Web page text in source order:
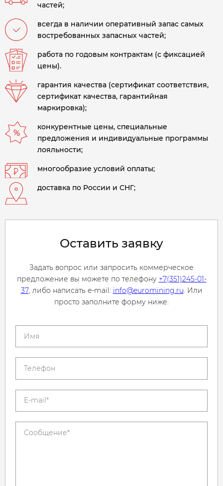
частей;
всегда в наличии оперативный запас самых
востребованных запасных частей;
работа по годовым контрактам (с фиксацией
цены).
гарантия качества (сертификат соответствия,
сертификат качества, гарантийная
маркировка);
конкурентные цены, специальные
предложения и индивидуальные программы
лояльности;
многообразие условий оплаты;
доставка по России и СНГ;
Оставить заявку
Задать вопрос или запросить коммерческое
предложение вы можете по телефону +7(351)245-01-
37, либо написать e-mail: info@euromining.ru. Или
просто заполните форму ниже: